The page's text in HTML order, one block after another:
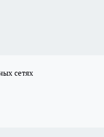
сетях